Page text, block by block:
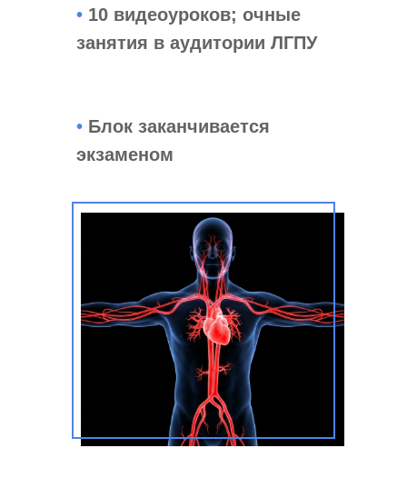
• 10 видеоуроков; очные
занятия в аудитории ЛГПУ
• Блок заканчивается
экзаменом